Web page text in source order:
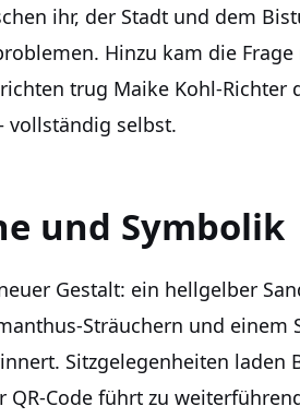
ihr, der Stadt und dem
Hinzu kam die Frage
trug Maike Kohl-Richter
vollständig selbst.
und Symbolik
Gestalt: ein hellgelber
Sträuchern und einem
Sitzgelegenheiten laden
QR-Code führt zu